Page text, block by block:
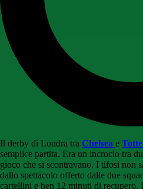
Il derby di Londra tra Chelsea e
semplice partita. Era un incrocio tra
gioco che si scontravano. I tifosi non
dallo spettacolo offerto dalle due
cartellini e ben 12 minuti di recupero.